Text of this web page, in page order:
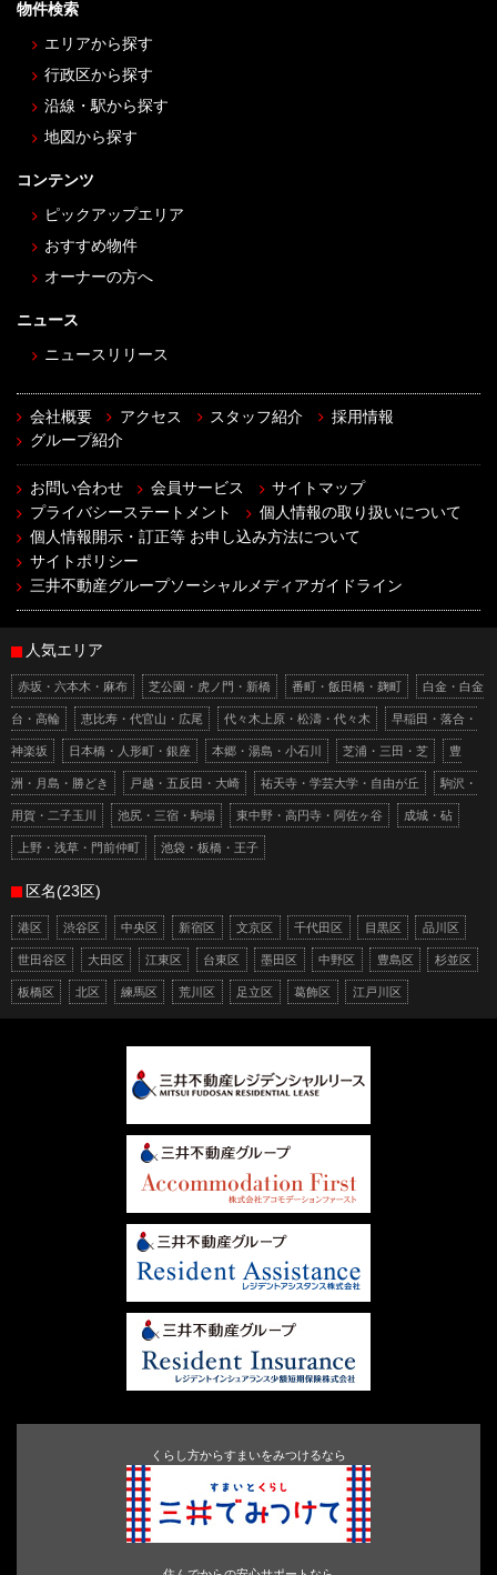
物件検索
エリアから探す
行政区から探す
沿線・駅から探す
地図から探す
コンテンツ
ピックアップエリア
おすすめ物件
オーナーの方へ
ニュース
ニュースリリース
会社概要 アクセス スタッフ紹介
採用情報
グループ紹介
お問い合わせ 会員サービス
サイトマップ
プライバシーステートメント
個人情報の取り扱いについて
個人情報開示・訂正等 お申し込み方法について
サイトポリシー
三井不動産グループソーシャルメディアガイドライン
人気エリア
赤坂・六本木・麻布 芝公園・虎ノ門・新橋 番町・飯田橋・麹町 白金・白金
台・高輪 恵比寿・代官山・広尾 代々木上原・松濤・代々木 早稲田・落合・
神楽坂 日本橋・人形町・銀座 本郷・湯島・小石川 芝浦・三田・芝 豊
洲・月島・勝どき 戸越・五反田・大崎 祐天寺・学芸大学・自由が丘 駒沢・
用賀・二子玉川 池尻・三宿・駒場 東中野・高円寺・阿佐ヶ谷 成城・砧
上野・浅草・門前仲町 池袋・板橋・王子
区名(23区)
港区 渋谷区 中央区 新宿区 文京区 千代田区 目黒区 品川区
世田谷区 大田区 江東区 台東区 墨田区 中野区 豊島区 杉並区
板橋区 北区 練馬区 荒川区 足立区 葛飾区 江戸川区
くらし方からすまいをみつけるなら